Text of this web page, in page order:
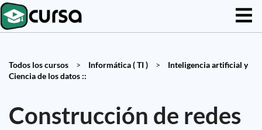
Todos los cursos > Informática ( TI ) >
Inteligencia artificial y
Ciencia de los datos ::
Construcción de redes